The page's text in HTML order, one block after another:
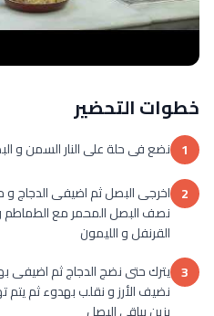
خطوات التحضير
1 نضع فى حلة على النار السمن و
2 اخرجى البصل ثم اضيفى الدجاج
القرنفل و الليمون
3 يترك حتى نضج الدجاج ثم اضيفى
نضيف الأرز و نقلب بهدوء ثم يتم
يزين بباقى البصل